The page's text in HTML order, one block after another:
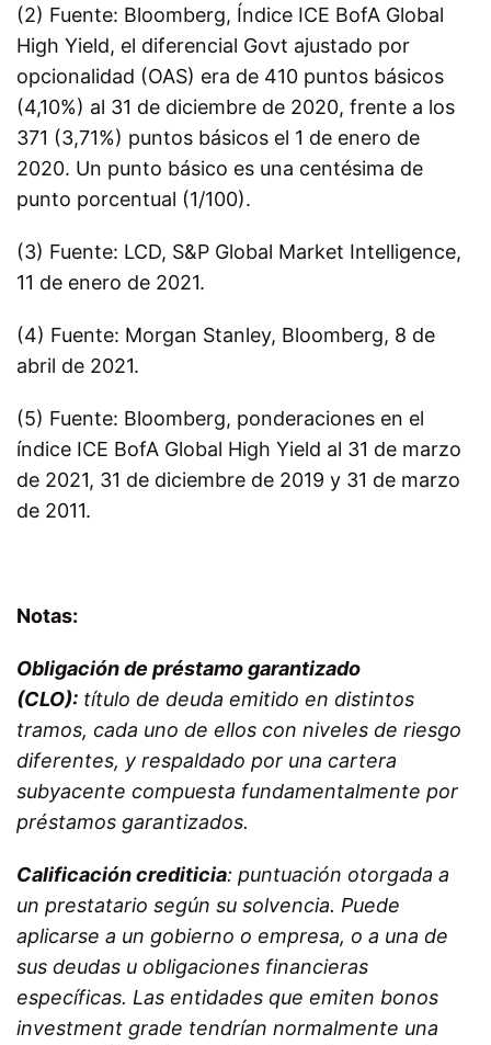
(2) Fuente: Bloomberg, Índice ICE BofA Global
High Yield, el diferencial Govt ajustado por
opcionalidad (OAS) era de 410 puntos básicos
(4,10%) al 31 de diciembre de 2020, frente a los
371 (3,71%) puntos básicos el 1 de enero de
2020. Un punto básico es una centésima de
punto porcentual (1/100).
(3) Fuente: LCD, S&P Global Market Intelligence,
11 de enero de 2021.
(4) Fuente: Morgan Stanley, Bloomberg, 8 de
abril de 2021.
(5) Fuente: Bloomberg, ponderaciones en el
índice ICE BofA Global High Yield al 31 de marzo
de 2021, 31 de diciembre de 2019 y 31 de marzo
de 2011.
Notas:
Obligación de préstamo garantizado
(CLO): título de deuda emitido en distintos
tramos, cada uno de ellos con niveles de riesgo
diferentes, y respaldado por una cartera
subyacente compuesta fundamentalmente por
préstamos garantizados.
Calificación crediticia: puntuación otorgada a
un prestatario según su solvencia. Puede
aplicarse a un gobierno o empresa, o a una de
sus deudas u obligaciones financieras
específicas. Las entidades que emiten bonos
investment grade tendrían normalmente una